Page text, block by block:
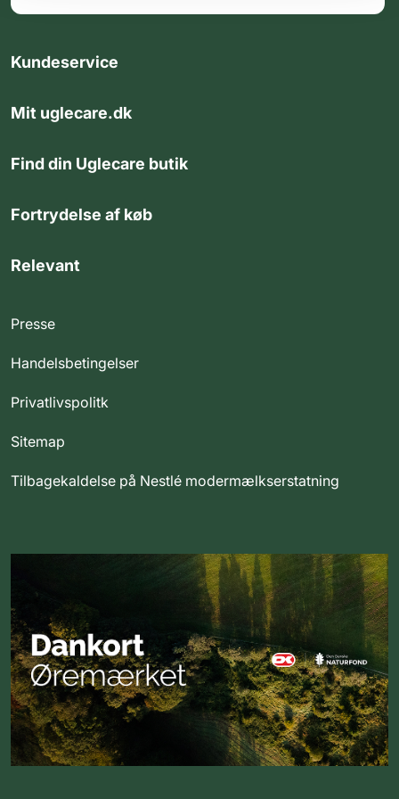
Kundeservice
Mit uglecare.dk
Find din Uglecare butik
Fortrydelse af køb
Relevant
Presse
Handelsbetingelser
Privatlivspolitk
Sitemap
Tilbagekaldelse på Nestlé modermælkserstatning